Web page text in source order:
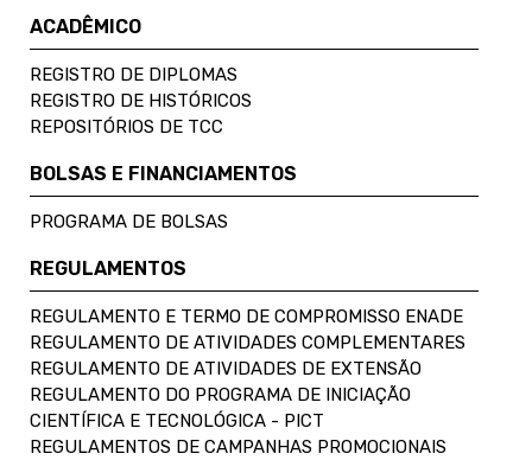
ACADÊMICO
REGISTRO DE DIPLOMAS
REGISTRO DE HISTÓRICOS
REPOSITÓRIOS DE TCC
BOLSAS E FINANCIAMENTOS
PROGRAMA DE BOLSAS
REGULAMENTOS
REGULAMENTO E TERMO DE COMPROMISSO ENADE
REGULAMENTO DE ATIVIDADES COMPLEMENTARES
REGULAMENTO DE ATIVIDADES DE EXTENSÃO
REGULAMENTO DO PROGRAMA DE INICIAÇÃO
CIENTÍFICA E TECNOLÓGICA - PICT
REGULAMENTOS DE CAMPANHAS PROMOCIONAIS